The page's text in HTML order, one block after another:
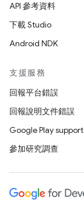
API 參考資料
下載 Studio
Android NDK
支援服務
回報平台錯誤
回報說明文件錯誤
Google Play support
參加研究調查